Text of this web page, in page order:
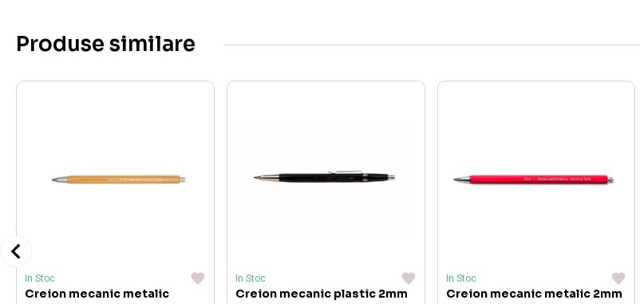
Produse similare
In Stoc
Creion mecanic metalic
In Stoc
Creion mecanic plastic 2mm
In Stoc
Creion mecanic metalic 2mm